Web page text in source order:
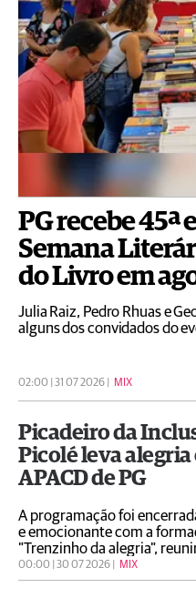
PG recebe 45ª
Semana
do Livro em
Julia Raiz, Pedro Rhuas e
alguns dos convidados do
02:00 | 31 07 2026 | MIX
Picadeiro da
Picolé leva alegria
APACD de PG
A programação foi
e emocionante com a
"Trenzinho da alegria",
crianças, colaboradores e o
celebração coletiva da
00:00 | 30 07 2026 | MIX